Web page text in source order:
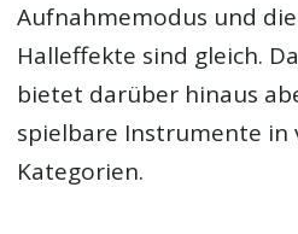
Aufnahmemodus und
Halleffekte sind gleich.
bietet darüber hinaus
spielbare Instrumente in
Kategorien.